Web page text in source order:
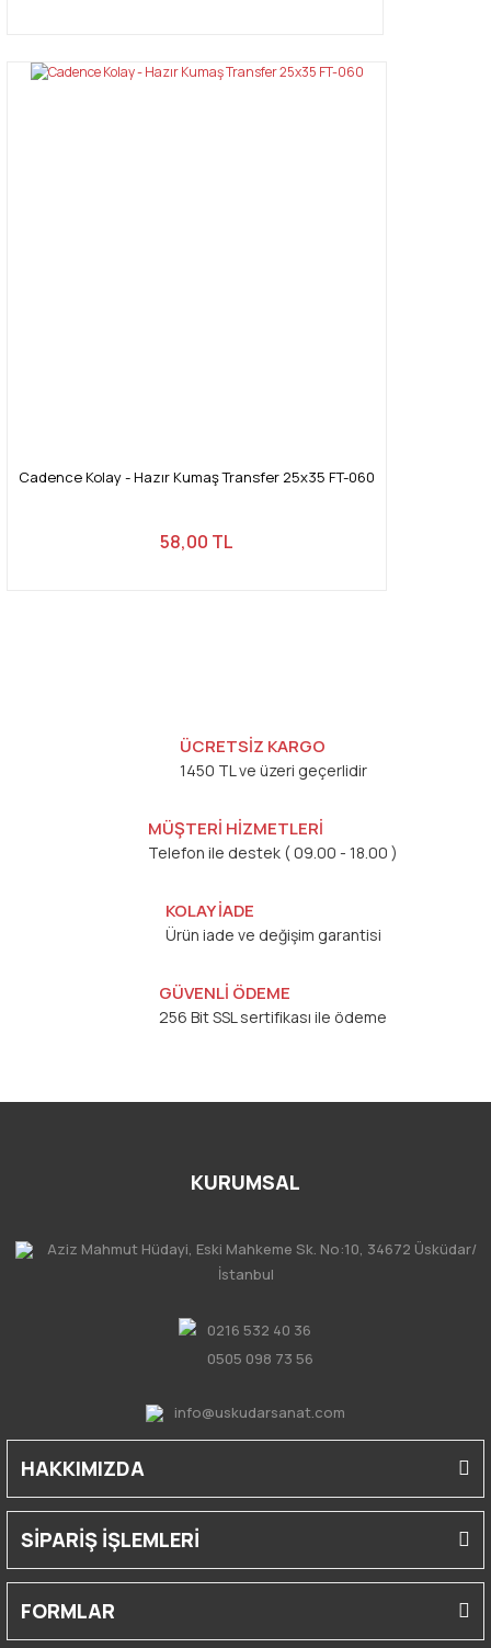
Cadence Kolay - Hazır Kumaş Transfer 25x35 FT-060
58,00 TL
ÜCRETSİZ KARGO
1450 TL ve üzeri geçerlidir
MÜŞTERİ HİZMETLERİ
Telefon ile destek ( 09.00 - 18.00 )
KOLAY İADE
Ürün iade ve değişim garantisi
GÜVENLİ ÖDEME
256 Bit SSL sertifikası ile ödeme
KURUMSAL
Aziz Mahmut Hüdayi, Eski Mahkeme Sk. No:10, 34672 Üsküdar/
İstanbul
0216 532 40 36
0505 098 73 56
info@uskudarsanat.com
HAKKIMIZDA
SİPARİŞ İŞLEMLERİ
FORMLAR